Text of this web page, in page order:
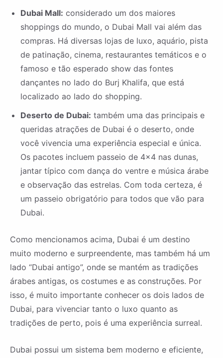
Dubai Mall: considerado um dos maiores
shoppings do mundo, o Dubai Mall vai além das
compras. Há diversas lojas de luxo, aquário, pista
de patinação, cinema, restaurantes temáticos e o
famoso e tão esperado show das fontes
dançantes no lado do Burj Khalifa, que está
localizado ao lado do shopping.
Deserto de Dubai: também uma das principais e
queridas atrações de Dubai é o deserto, onde
você vivencia uma experiência especial e única.
Os pacotes incluem passeio de 4×4 nas dunas,
jantar típico com dança do ventre e música árabe
e observação das estrelas. Com toda certeza, é
um passeio obrigatório para todos que vão para
Dubai.
Como mencionamos acima, Dubai é um destino
muito moderno e surpreendente, mas também há um
lado “Dubai antigo”, onde se mantém as tradições
árabes antigas, os costumes e as construções. Por
isso, é muito importante conhecer os dois lados de
Dubai, para vivenciar tanto o luxo quanto as
tradições de perto, pois é uma experiência surreal.
Dubai possui um sistema bem moderno e eficiente,